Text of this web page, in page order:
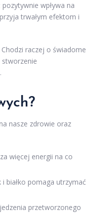
wpływa na
trwałym efektom i
Chodzi raczej o świadome
nasze zdrowie oraz
więcej energii na co
białko pomaga utrzymać
przetworzonego